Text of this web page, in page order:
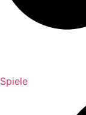
Spiele